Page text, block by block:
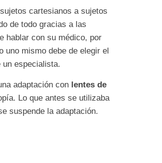
cartesianos a sujetos
de todo gracias a las
hablar con su médico, por
uno mismo debe de elegir el
especialista.
adaptación con lentes de
Lo que antes se utilizaba
suspende la adaptación.